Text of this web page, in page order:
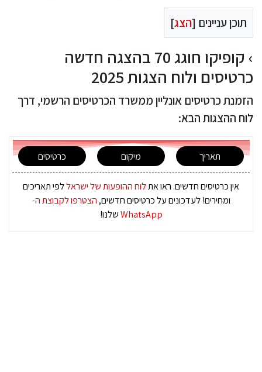
תוכן עניינים [הצג]
קופיקו חוגג 70 בהצגה חדשה
כרטיסים ולוח הצגות 2025
הזמנת כרטיסים אונליין ממשרד הכרטיסים הרשמי, דרך
לוח ההצגות הבא:
תאריך מיקום כרטיסים
אין כרטיסים חדשים. ראו אתלוח ההופעות של ישראללפי תאריכים
ומחירים! לעדכונים על כרטיסים חדשים, הצטרפו לקבוצת ה-
WhatsAppשלנו!